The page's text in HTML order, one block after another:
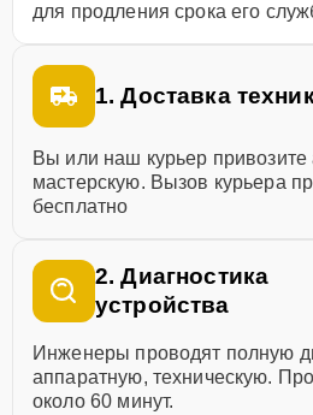
для продления срока его
1. Доставка
Вы или наш курьер привозите
мастерскую. Вызов курьера
бесплатно
2. Диагностика
устройства
Инженеры проводят полную
аппаратную, техническую.
около 60 минут.